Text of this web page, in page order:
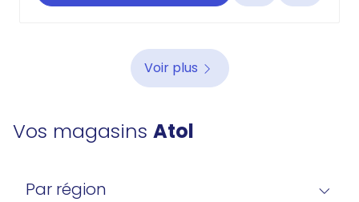
Voir plus
Vos magasins Atol
Par région